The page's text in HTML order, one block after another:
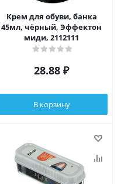
Крем для обуви, банка
45мл, чёрный, Эффектон
миди, 2112111
28.88 ₽
В корзину